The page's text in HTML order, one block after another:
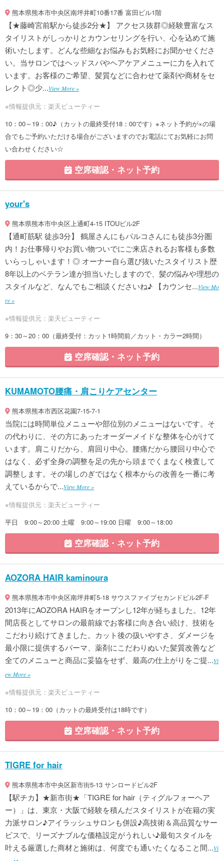
熊本県熊本市中央区南坪井町10番17番 富田ビル1階
【★藤崎宮前駅から徒歩2分★】 アクセス抜群◎経験豊富なス
タイリストがしっかりとカウンセリングを行い、心を込めて施
術いたします。どんな些細なお悩みもお気軽にお聞かせくださ
い。当サロンではヘッドスパやヘアケアメニューに力を入れて
います。お客様のご希望、髪質などに合わせて薬剤や商材をセ
レクト◎少...View More »
※情報提供元：楽天ビューティー
10：00～19：00♪（カットの最終受付18：00です）※ネット予約が×の場
合でもご予約いただける場合がございますのでお電話にてお気軽にお問
い合わせください☆
空席確認・ネット予約
your's
熊本県熊本市中央区上通町4-15 ITOUビル2F
【通町筋駅 徒歩3分】 鶴屋さんにもパルコさんにも徒歩3分圏
内！お仕事帰りやお買い物ついでにご来店されるお客様も多数
いらっしゃいます！◎ オーナー自ら選び抜いたスタイリスト歴
8年以上のベテラン達が担当いたしますので、髪の悩みや理想の
スタイルなど、なんでもご相談くださいね♪ 【カウンセ...View Mo
re »
※情報提供元：楽天ビューティー
9：30～20：00（最終受付：カット1時間前／カット・カラー2時間）
空席確認・ネット予約
KUMAMOTO腰痛・肩こりケアセンター
熊本県熊本市西区花園7-15-7-1
当院には時間単位メニューや部位別のメニューはないです。そ
の代わりに、その方にあったオーダーメイドな整体を心がけて
います。肩こりだから、肩回り中心。腰痛だから腰回り中心で
はなく、必ず全身の調整を足の先から頭までくまなく検査して
調整します。その場しのぎではなく根本からの改善を一番に考
えているからで...View More »
※情報提供元：楽天ビューティー
平日 9:00～20:00 土曜 9:00～19:00 日曜 9:00～18:00
空席確認・ネット予約
AOZORA HAIR kaminoura
熊本県熊本市中央区南坪井町5-18 サウスファイブセカンドビル2F-F
2013年にAOZORA HAIRをオープンし12年が経ちました。12年
間店長としてサロンの最前線でお客様に向き合い続け、技術を
こだわり続けてきました。カット後の扱いやすさ、ダメージを
最小限に提供するパーマ、薬剤にこだわりぬいた髪質改善など
全てのメニューと商品に妥協をせず、最高の仕上がりをご提...Vi
ew More »
※情報提供元：楽天ビューティー
10：00～19：00（カットの最終受付は18時です）
空席確認・ネット予約
TIGRE for hair
熊本県熊本市中央区新市街5-13 サンロードビル2F
【駅チカ】★新市街★「TIGRE for hair（ティグルフォーヘア
ー）」は、東京・大阪で経験を積んだスタイリストが在籍の実
力派サロン♪アイラッシュサロンも併設♪高技術＆高品質なサー
ビスで、リーズナブルな価格設定がうれしい♪最旬スタイルを
叶える厳選した商材と施術は、何度でも通いたくなること間...Vi